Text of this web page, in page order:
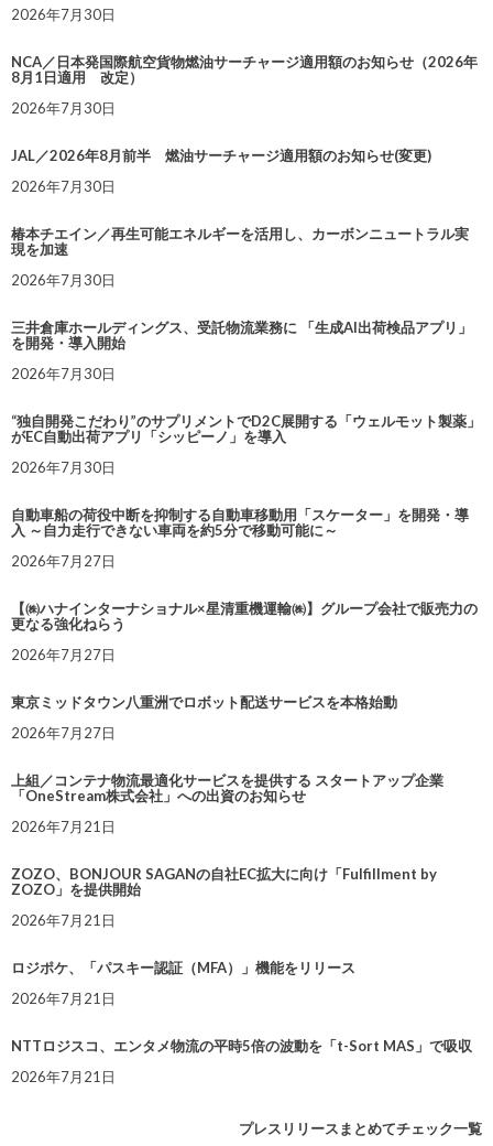
2026年7月30日
NCA／日本発国際航空貨物燃油サーチャージ適用額のお知らせ（2026年
8月1日適用 改定）
2026年7月30日
JAL／2026年8月前半 燃油サーチャージ適用額のお知らせ(変更)
2026年7月30日
椿本チエイン／再生可能エネルギーを活用し、カーボンニュートラル実
現を加速
2026年7月30日
三井倉庫ホールディングス、受託物流業務に 「生成AI出荷検品アプリ」
を開発・導入開始
2026年7月30日
“独自開発こだわり”のサプリメントでD2C展開する「ウェルモット製薬」
がEC自動出荷アプリ「シッピーノ」を導入
2026年7月30日
自動車船の荷役中断を抑制する自動車移動用「スケーター」を開発・導
入 ～自力走行できない車両を約5分で移動可能に～
2026年7月27日
【㈱ハナインターナショナル×星清重機運輸㈱】グループ会社で販売力の
更なる強化ねらう
2026年7月27日
東京ミッドタウン八重洲でロボット配送サービスを本格始動
2026年7月27日
上組／コンテナ物流最適化サービスを提供する スタートアップ企業
「OneStream株式会社」への出資のお知らせ
2026年7月21日
ZOZO、BONJOUR SAGANの自社EC拡大に向け「Fulfillment by
ZOZO」を提供開始
2026年7月21日
ロジポケ、「パスキー認証（MFA）」機能をリリース
2026年7月21日
NTTロジスコ、エンタメ物流の平時5倍の波動を「t-Sort MAS」で吸収
2026年7月21日
プレスリリースまとめてチェック一覧